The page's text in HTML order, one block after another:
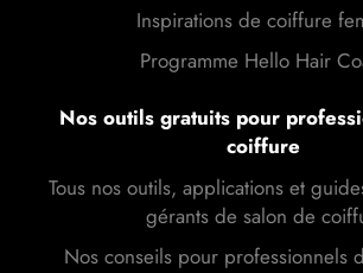
Inspirations de coiffure
Programme Hello Hair
Nos outils gratuits pour
coiffure
Tous nos outils, applications et
gérants de salon de
Nos conseils pour professionnels